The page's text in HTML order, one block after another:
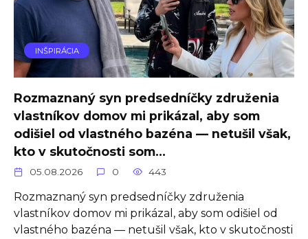
INŠPIRÁCIA
Rozmaznaný syn predsedníčky združenia
vlastníkov domov mi prikázal, aby som
odišiel od vlastného bazéna — netušil však,
kto v skutočnosti som…
05.08.2026 0 443
Rozmaznaný syn predsedníčky združenia
vlastníkov domov mi prikázal, aby som odišiel od
vlastného bazéna — netušil však, kto v skutočnosti